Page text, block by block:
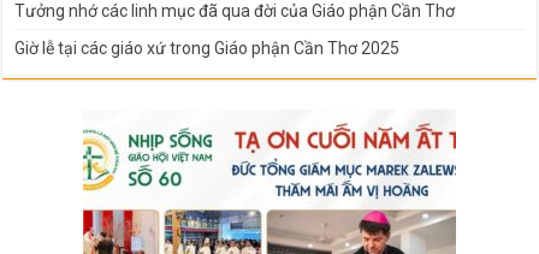
Tưởng nhớ các linh mục đã qua đời của Giáo phận Cần Thơ
Giờ lễ tại các giáo xứ trong Giáo phận Cần Thơ 2025